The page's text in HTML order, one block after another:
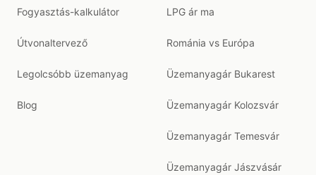
Fogyasztás-kalkulátor
Útvonaltervező
Legolcsóbb üzemanyag
Blog
LPG ár ma
Románia vs Európa
Üzemanyagár Bukarest
Üzemanyagár Kolozsvár
Üzemanyagár Temesvár
Üzemanyagár Jászvásár